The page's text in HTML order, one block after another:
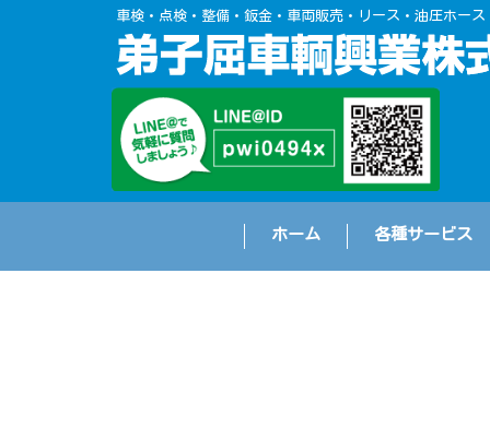
車検・点検・整備・鈑金・車両販売・リース・油圧ホー
ホーム 各種サービス